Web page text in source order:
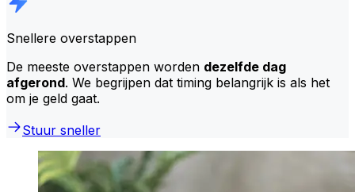
Snellere overstappen
De meeste overstappen worden dezelfde dag
afgerond. We begrijpen dat timing belangrijk is als het
om je geld gaat.
Stuur sneller